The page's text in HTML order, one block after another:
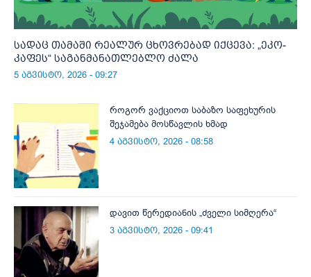
სადაც თამაში რეალურ ცხოვრებად იქცევა: „ეკო-
კაფეს“ საგანმანათლებლო ძალა
5 აგვისტო, 2026 - 09:27
როგორ ვაქციოთ საბაზო საფეხურის
შეჯამება მოსწავლის ხმად
4 აგვისტო, 2026 - 08:58
დავით წერედიანის „ძველი სიმღერა“
3 აგვისტო, 2026 - 09:41